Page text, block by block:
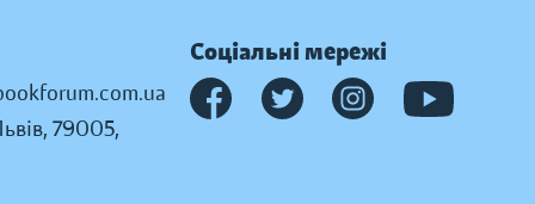
79005,
Соціальні мережі